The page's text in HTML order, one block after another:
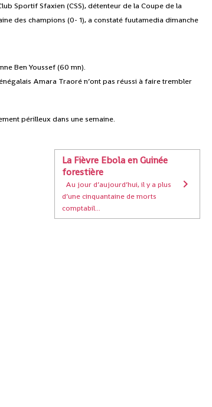
Sportif Sfaxien (CSS), détenteur de la Coupe de la
des champions (0- 1), a constaté fuutamedia dimanche
Ben Youssef (60 mn).
Amara Traoré n’ont pas réussi à faire trembler
périlleux dans une semaine.
La Fièvre Ebola en Guinée
forestière
Au jour d’aujourd’hui, il y a plus
d’une cinquantaine de morts
comptabil...